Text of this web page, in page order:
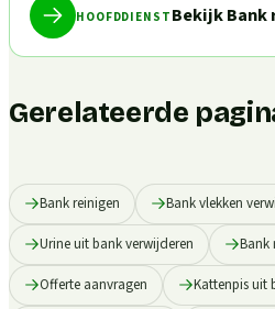
HOOFDDIENST Bekijk Bank
Gerelateerde
Bank reinigen Bank vlekken
Urine uit bank verwijderen Bank
Offerte aanvragen Kattenpis uit